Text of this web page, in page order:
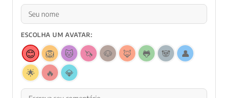
ESCOLHA UM AVATAR:
😊 🦁 🐱 🦄 🐶 🦊 🐸 🐼
👤
🌟
🔥 💎